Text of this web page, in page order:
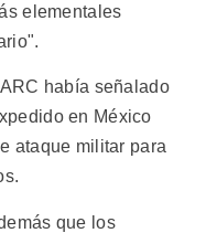
elementales
había señalado
en México
ataque militar para
que los